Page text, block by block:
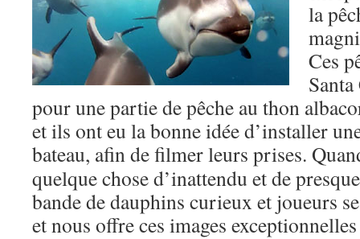
la
Ces
pour une partie de pêche au thon
et ils ont eu la bonne idée d’installer
bateau, afin de filmer leurs prises.
quelque chose d’inattendu et de
bande de dauphins curieux et joueurs
et nous offre ces images